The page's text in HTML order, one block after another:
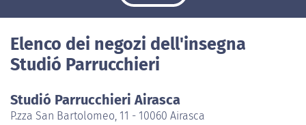
Elenco dei negozi dell'insegna
Studió Parrucchieri
Studió Parrucchieri Airasca
P.zza San Bartolomeo, 11 - 10060 Airasca